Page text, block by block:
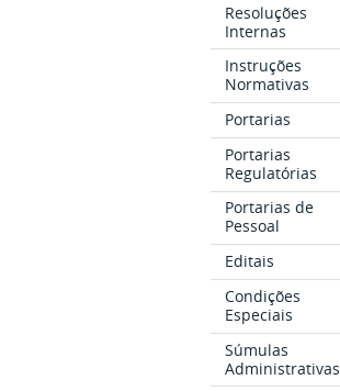
Resoluções
Internas
Instruções
Normativas
Portarias
Portarias
Regulatórias
Portarias de
Pessoal
Editais
Condições
Especiais
Súmulas
Administrativas